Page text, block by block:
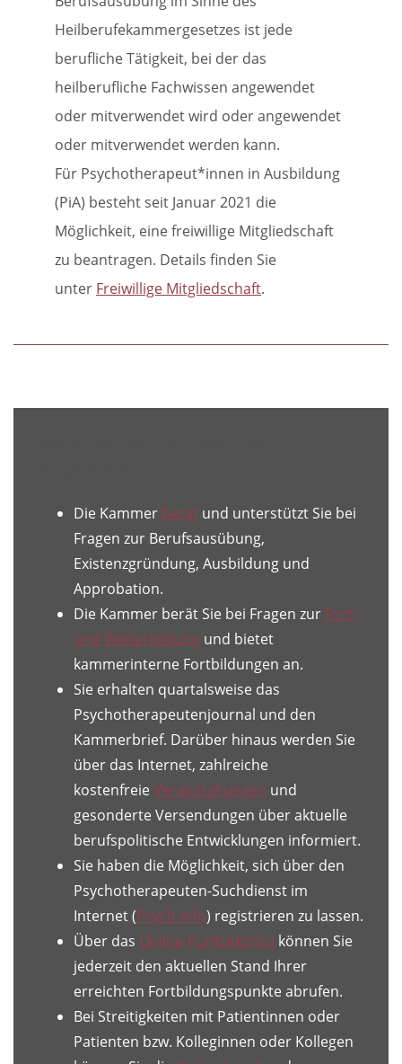
Heilberufekammergesetzes ist jede
berufliche Tätigkeit, bei der das
heilberufliche Fachwissen angewendet
oder mitverwendet wird oder angewendet
oder mitverwendet werden kann.
Für Psychotherapeut*innen in Ausbildung
(PiA) besteht seit Januar 2021 die
Möglichkeit, eine freiwillige Mitgliedschaft
zu beantragen. Details finden Sie
unter Freiwillige Mitgliedschaft.
Die Kammer berät und unterstützt Sie bei
Fragen zur Berufsausübung,
Existenzgründung, Ausbildung und
Approbation.
Die Kammer berät Sie bei Fragen zur Fort-
und Weiterbildung und bietet
kammerinterne Fortbildungen an.
Sie erhalten quartalsweise das
Psychotherapeutenjournal und den
Kammerbrief. Darüber hinaus werden Sie
über das Internet, zahlreiche
kostenfreie Veranstaltungen und
gesonderte Versendungen über aktuelle
berufspolitische Entwicklungen informiert.
Sie haben die Möglichkeit, sich über den
Psychotherapeuten-Suchdienst im
Internet (Psych-Info) registrieren zu lassen.
Über das Online-Punktekonto können Sie
jederzeit den aktuellen Stand Ihrer
erreichten Fortbildungspunkte abrufen.
Bei Streitigkeiten mit Patientinnen oder
Patienten bzw. Kolleginnen oder Kollegen